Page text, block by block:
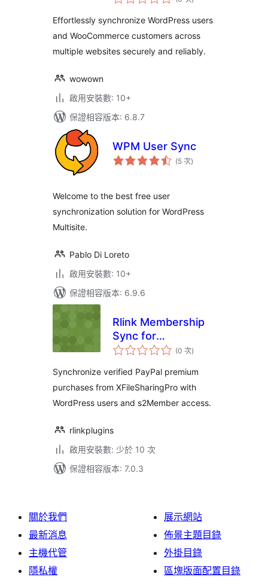
分
數
Effortlessly synchronize WordPress users
and WooCommerce customers across
multiple websites securely and reliably.
wowown
啟用安裝數: 10+
保證相容版本: 6.8.7
WPM User Sync
(5 次評
分)
Welcome to the best free user
synchronization solution for WordPress
Multisite.
Pablo Di Loreto
啟用安裝數: 10+
保證相容版本: 6.9.6
Rlink Membership
Sync for
XFileSharingPro
(0 次評
分
數
)
Synchronize verified PayPal premium
purchases from XFileSharingPro with
WordPress users and s2Member access.
rlinkplugins
啟用安裝數: 少於 10 次
保證相容版本: 7.0.3
關於我們
最新消息
主機代管
隱私權
展示網站
佈景主題目錄
外掛目錄
區塊版面配置目錄